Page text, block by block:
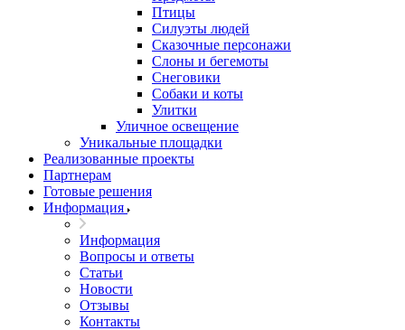
Птицы
Силуэты людей
Сказочные персонажи
Слоны и бегемоты
Снеговики
Собаки и коты
Улитки
Уличное освещение
Уникальные площадки
Реализованные проекты
Партнерам
Готовые решения
Информация
Информация
Вопросы и ответы
Статьи
Новости
Отзывы
Контакты